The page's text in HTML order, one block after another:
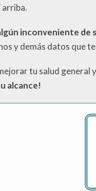
arriba.
inconveniente de
y demás datos que
tu salud
alcance!